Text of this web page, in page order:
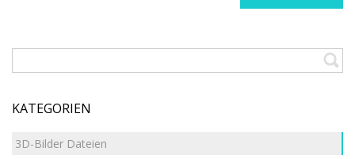
KATEGORIEN
3D-Bilder Dateien